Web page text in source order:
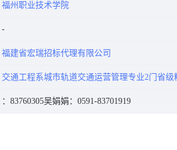
福州职业技术学院
福建省宏瑞招标代理有限公司
交通工程系城市轨道交通运营管理专业2门省
：83760305吴娟娟：0591-83701919